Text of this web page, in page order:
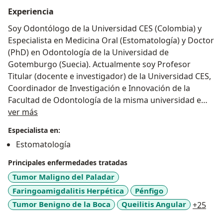
Experiencia
Soy Odontólogo de la Universidad CES (Colombia) y
Especialista en Medicina Oral (Estomatología) y Doctor
(PhD) en Odontología de la Universidad de
Gotemburgo (Suecia). Actualmente soy Profesor
Titular (docente e investigador) de la Universidad CES,
Coordinador de Investigación e Innovación de la
Facultad de Odontología de la misma universidad e
Investigador Visitante de la Universidad de
diagnóstico y tratamiento de pacientes con
enfermedades de la mucosa oral y de las glándulas
salivales, lesiones óseas de los maxilares,
manifestaciones orales de enfermedades sistémicas y
dolor orofacial. Mi investigación se concentra en la
etiología del liquen plano oral (una enfermedad
inflamatoria crónica y potencialmente maligna de la
ver más
Especialista en:
Estomatología
Principales enfermedades tratadas
Tumor Maligno del Paladar
Faringoamigdalitis Herpética
Pénfigo
Tumor Benigno de la Boca
Queilitis Angular +25